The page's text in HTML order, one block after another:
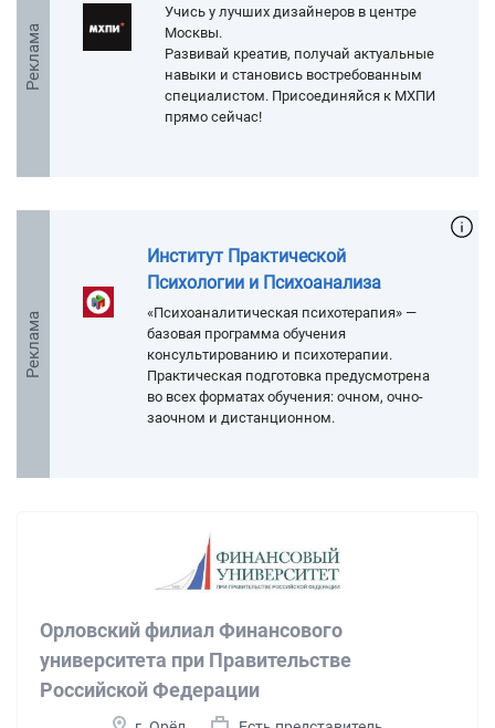
Реклама
Учись у лучших дизайнеров в центре
Москвы.
Развивай креатив, получай актуальные
навыки и становись востребованным
специалистом. Присоединяйся к МХПИ
прямо сейчас!
Реклама
Институт Практической
Психологии и Психоанализа
«Психоаналитическая психотерапия» —
базовая программа обучения
консультированию и психотерапии.
Практическая подготовка предусмотрена
во всех форматах обучения: очном, очно-
заочном и дистанционном.
Орловский филиал Финансового
университета при Правительстве
Российской Федерации